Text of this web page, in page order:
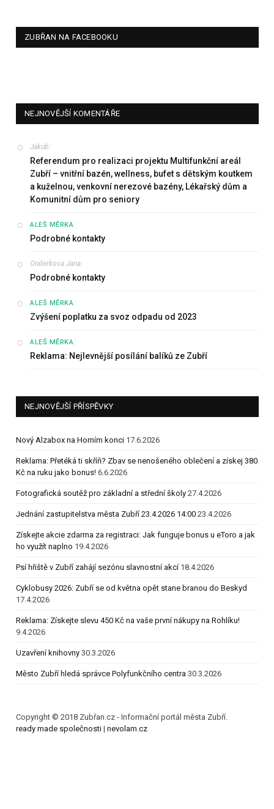
ZUBŘAN NA FACEBOOKU
NEJNOVĚJŠÍ KOMENTÁŘE
Jakub:
Referendum pro realizaci projektu Multifunkční areál
Zubří – vnitřní bazén, wellness, bufet s dětským koutkem
a kuželnou, venkovní nerezové bazény, Lékařský dům a
Komunitní dům pro seniory
ALEŠ MĚRKA:
Podrobné kontakty
Onderkova Jana:
Podrobné kontakty
ALEŠ MĚRKA:
Zvýšení poplatku za svoz odpadu od 2023
ALEŠ MĚRKA:
Reklama: Nejlevnější posílání balíků ze Zubří
NEJNOVĚJŠÍ PŘÍSPĚVKY
Nový Alzabox na Horním konci 17.6.2026
Reklama: Přetéká ti skříň? Zbav se nenošeného oblečení a získej 380
Kč na ruku jako bonus! 6.6.2026
Fotografická soutěž pro základní a střední školy 27.4.2026
Jednání zastupitelstva města Zubří 23.4.2026 14:00 23.4.2026
Získejte akcie zdarma za registraci: Jak funguje bonus u eToro a jak
ho využít naplno 19.4.2026
Psí hřiště v Zubří zahájí sezónu slavnostní akcí 18.4.2026
Cyklobusy 2026: Zubří se od května opět stane branou do Beskyd
17.4.2026
Reklama: Získejte slevu 450 Kč na vaše první nákupy na Rohlíku!
9.4.2026
Uzavření knihovny 30.3.2026
Město Zubří hledá správce Polyfunkčního centra 30.3.2026
Copyright © 2018 Zubřan.cz - Informační portál města Zubří.
ready made společnosti | nevolam.cz